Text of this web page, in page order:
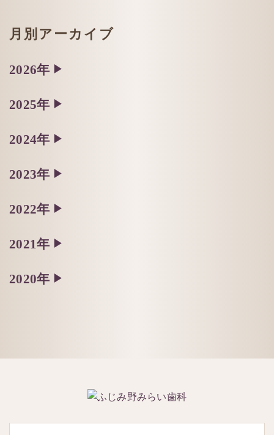
月別アーカイブ
2026年 ▶
2025年 ▶
2024年 ▶
2023年 ▶
2022年 ▶
2021年 ▶
2020年 ▶